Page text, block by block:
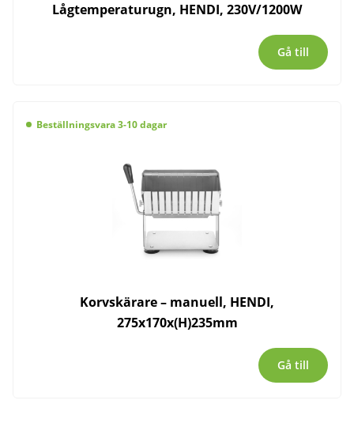
Lågtemperaturugn, HENDI, 230V/1200W
Gå till
Beställningsvara 3-10 dagar
Korvskärare – manuell, HENDI,
275x170x(H)235mm
Gå till